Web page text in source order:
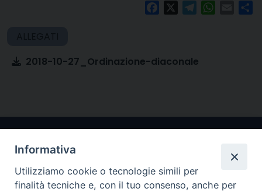
FacebookTelegram Email
2018-10-27_Ordinazione-diaconale
Informativa
Utilizziamo cookie o tecnologie simili per
finalità tecniche e, con il tuo consenso, anche per